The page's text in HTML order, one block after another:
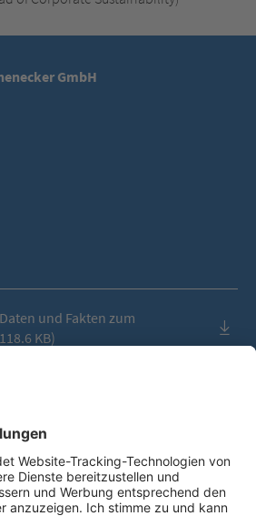
GmbH
und Fakten zum
KB)
LinkedIn Vimeo